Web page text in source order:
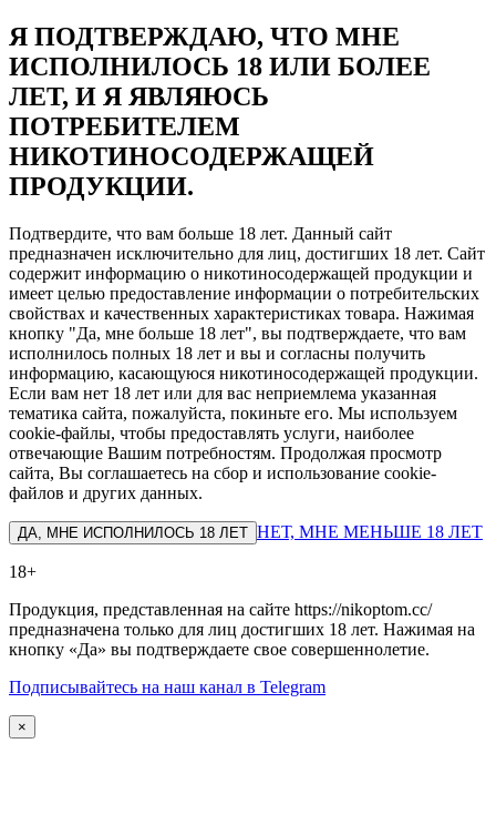
Я ПОДТВЕРЖДАЮ, ЧТО МНЕ
ИСПОЛНИЛОСЬ 18 ИЛИ БОЛЕЕ
ЛЕТ, И Я ЯВЛЯЮСЬ
ПОТРЕБИТЕЛЕМ
НИКОТИНОСОДЕРЖАЩЕЙ
ПРОДУКЦИИ.
Подтвердите, что вам больше 18 лет. Данный сайт
предназначен исключительно для лиц, достигших 18 лет. Сайт
содержит информацию о никотиносодержащей продукции и
имеет целью предоставление информации о потребительских
свойствах и качественных характеристиках товара. Нажимая
кнопку "Да, мне больше 18 лет", вы подтверждаете, что вам
исполнилось полных 18 лет и вы и согласны получить
информацию, касающуюся никотиносодержащей продукции.
Если вам нет 18 лет или для вас неприемлема указанная
тематика сайта, пожалуйста, покиньте его. Мы используем
cookie-файлы, чтобы предоставлять услуги, наиболее
отвечающие Вашим потребностям. Продолжая просмотр
сайта, Вы соглашаетесь на сбор и использование cookie-
файлов и других данных.
ДА, МНЕ ИСПОЛНИЛОСЬ 18 ЛЕТ НЕТ, МНЕ МЕНЬШЕ 18 ЛЕТ
18+
Продукция, представленная на сайте https://nikoptom.cc/
предназначена только для лиц достигших 18 лет. Нажимая на
кнопку «Да» вы подтверждаете свое совершеннолетие.
Подписывайтесь на наш канал в Telegram
×